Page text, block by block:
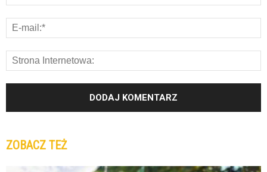
ZOBACZ TEŻ